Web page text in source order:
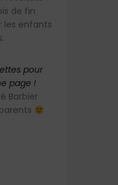
de fin
les enfants
pour
page !
Barbier